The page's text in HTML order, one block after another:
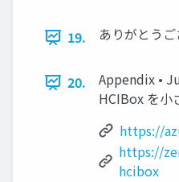
19. ありがとう
20.
Appendix •
HCIBox を小
https://
https://
hcibox